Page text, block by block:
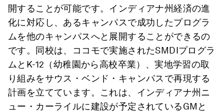
開することが可能です。インディアナ州経済の進
化に対応し、あるキャンパスで成功したプログラ
ムを他のキャンパスへと展開することができるの
です。同校は、ココモで実施されたSMDIプログラ
ムとK-12（幼稚園から高校卒業）、実地学習の取
り組みをサウス・ベンド・キャンパスで再現する
計画を立てています。これは、インディアナ州ニ
ュー・カーライルに建設が予定されているGMと